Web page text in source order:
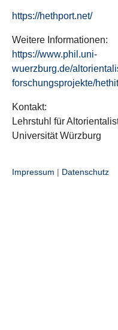
https://hethport.net/
Weitere Informationen:
https://www.phil.uni-
wuerzburg.de/
forschungsprojekte/
Kontakt:
Lehrstuhl für
Universität Würzburg
Impressum | Datenschutz